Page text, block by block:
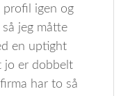
profil igen og
jeg måtte
en uptight
jo er dobbelt
har to så